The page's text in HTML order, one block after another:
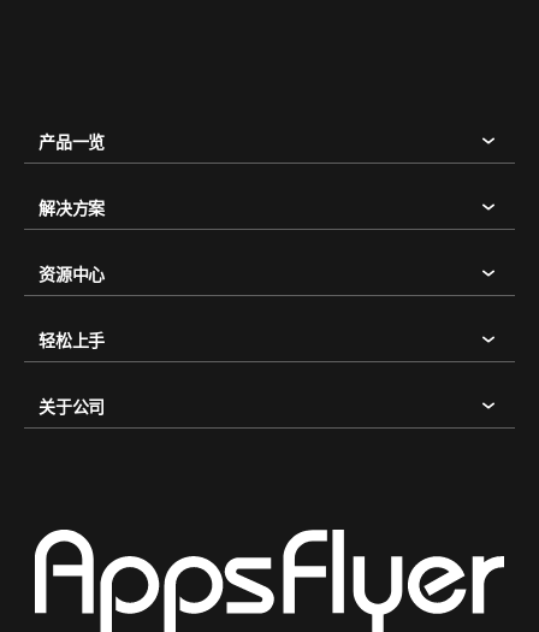
产品一览
解决方案
资源中心
轻松上手
关于公司